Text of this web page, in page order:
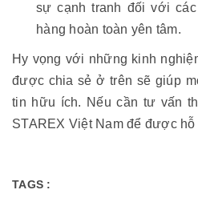
sự cạnh tranh đối với
hàng hoàn toàn yên tâm.
Hy vọng với những kinh
được chia sẻ ở trên sẽ giúp
tin hữu ích. Nếu cần tư vấn
STAREX Việt Nam để được hỗ
TAGS :